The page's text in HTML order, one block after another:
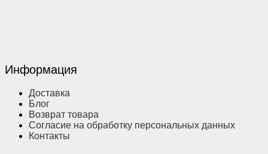
Информация
Доставка
Блог
Возврат товара
Согласие на обработку персональных данных
Контакты